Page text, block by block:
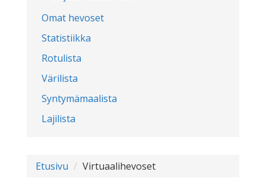
Omat hevoset
Statistiikka
Rotulista
Värilista
Syntymämaalista
Lajilista
Etusivu Virtuaalihevoset